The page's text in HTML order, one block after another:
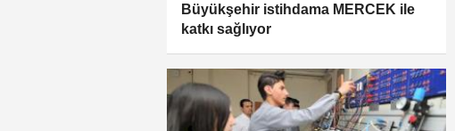
Büyükşehir istihdama MERCEK ile
katkı sağlıyor